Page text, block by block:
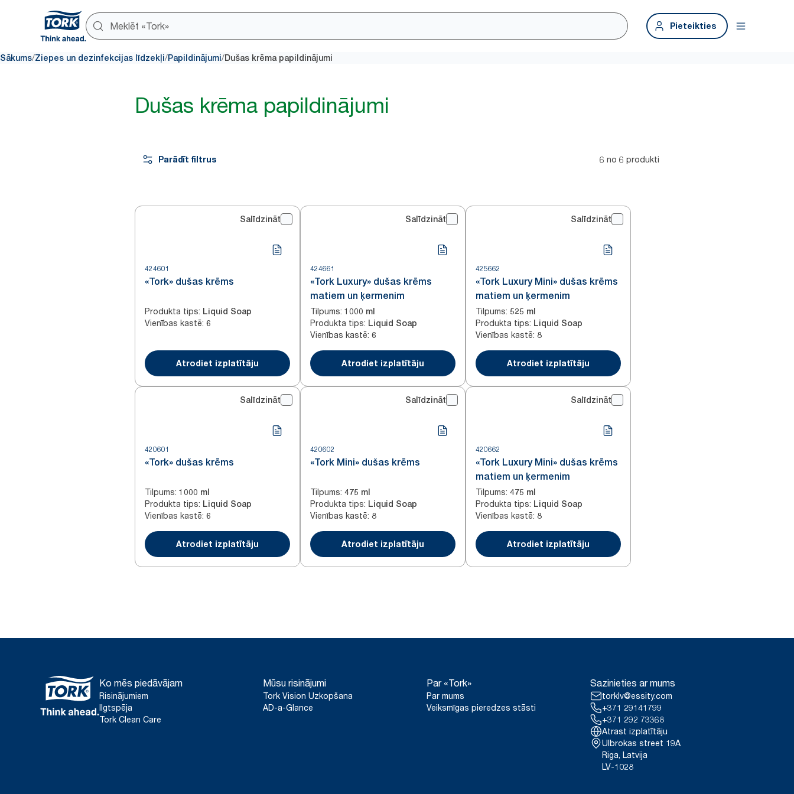
Pieteikties
Sākums/Ziepes un dezinfekcijas līdzekļi/Papildinājumi/Dušas krēma papildinājumi
Dušas krēma papildinājumi
Parādīt filtrus 6 no 6 produkti
Salīdzināt
424601
«Tork» dušas krēms
Produkta tips: Liquid Soap
Vienības kastē: 6
Atrodiet izplatītāju
Salīdzināt
424661
«Tork Luxury» dušas krēms
matiem un ķermenim
Tilpums: 1000 ml
Produkta tips: Liquid Soap
Vienības kastē: 6
Atrodiet izplatītāju
Salīdzināt
425662
«Tork Luxury Mini» dušas krēms
matiem un ķermenim
Tilpums: 525 ml
Produkta tips: Liquid Soap
Vienības kastē: 8
Atrodiet izplatītāju
Salīdzināt
420601
«Tork» dušas krēms
Tilpums: 1000 ml
Produkta tips: Liquid Soap
Vienības kastē: 6
Atrodiet izplatītāju
Salīdzināt
420602
«Tork Mini» dušas krēms
Tilpums: 475 ml
Produkta tips: Liquid Soap
Vienības kastē: 8
Atrodiet izplatītāju
Salīdzināt
420662
«Tork Luxury Mini» dušas krēms
matiem un ķermenim
Tilpums: 475 ml
Produkta tips: Liquid Soap
Vienības kastē: 8
Atrodiet izplatītāju
Ko mēs piedāvājam
Risinājumiem
Ilgtspēja
Tork Clean Care
Mūsu risinājumi
Tork Vision Uzkopšana
AD-a-Glance
Par «Tork»
Par mums
Veiksmīgas pieredzes stāsti
Sazinieties ar mums
torklv@essity.com
+371 29141799
+371 292 73368
Atrast izplatītāju
Ulbrokas street 19A
Riga, Latvija
LV-1028